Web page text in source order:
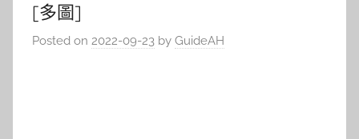
[多圖]
Posted on 2022-09-23 by GuideAH